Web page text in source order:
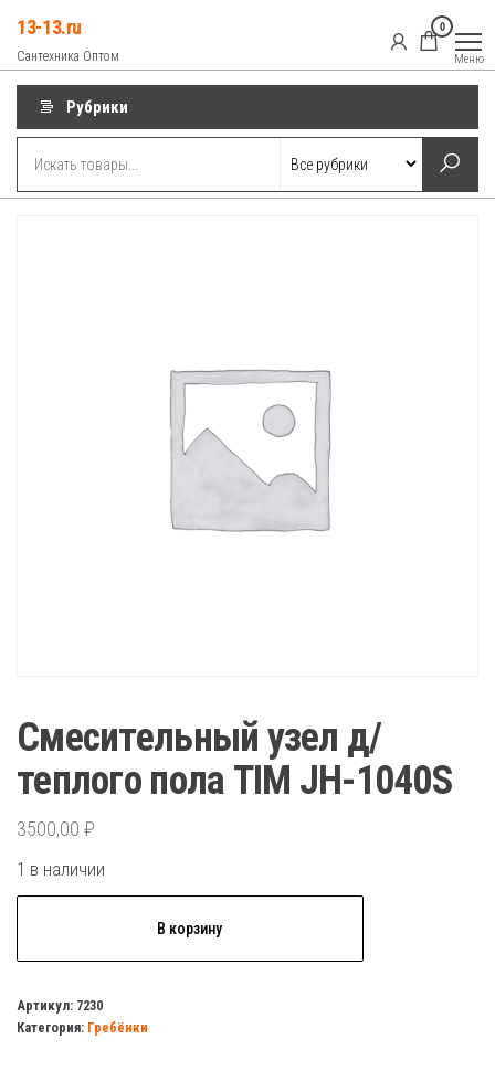
содержимому
13-13.ru
Сантехника Оптом
0
Меню
Рубрики
Смесительный узел д/
теплого пола TIM JH-1040S
3500,00 ₽
1 в наличии
узел
д/
В корзину
Артикул: 7230
Категория: Гребёнки